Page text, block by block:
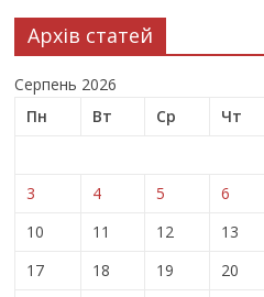
Архів статей
Серпень 2026
Пн
Вт Ср Чт
3
4 5 6
10
11 12 13
17
18 19 20